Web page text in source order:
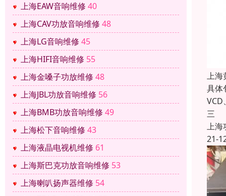
上海EAW音响维修 40
上海CAV功放音响维修 48
上海LG音响维修 45
上海HIFI音响维修 55
上海金嗓子功放维修 48
上海JBL功放音响维修 56
上海BMB功放音响维修 49
上海松下音响维修 43
上海液晶电视机维修 61
上海斯巴克功放音响维修 53
上海喇叭扬声器维修 54
上海
具体
VCD
三
上海
21-